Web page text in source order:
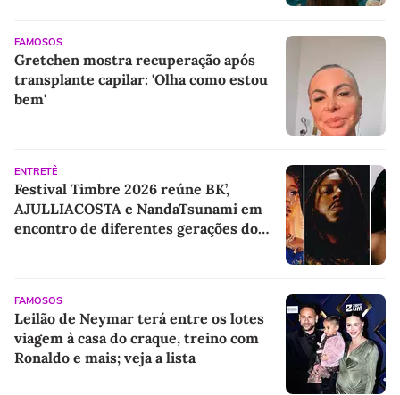
FAMOSOS
Gretchen mostra recuperação após
transplante capilar: 'Olha como estou
bem'
ENTRETÊ
Festival Timbre 2026 reúne BK’,
AJULLIACOSTA e NandaTsunami em
encontro de diferentes gerações do
FAMOSOS
Leilão de Neymar terá entre os lotes
viagem à casa do craque, treino com
Ronaldo e mais; veja a lista